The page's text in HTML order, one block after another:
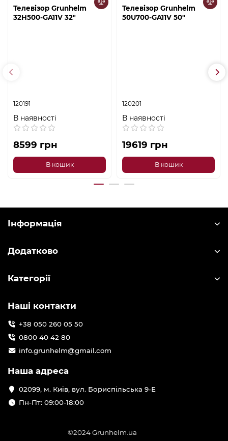
Телевізор Grunhelm
32H500-GA11V 32"
120191
В наявності
8599 грн
В кошик
Телевізор Grunhelm
50U700-GA11V 50"
120201
В наявності
19619 грн
В кошик
Інформація
Додатково
Категорії
Наші контакти
+38 050 260 05 50
0800 40 42 80
info.grunhelm@gmail.com
Наша адреса
02099, м. Київ, вул. Бориспільська 9-Е
Пн-Пт: 09:00-18:00
©2024 Grunhelm.ua